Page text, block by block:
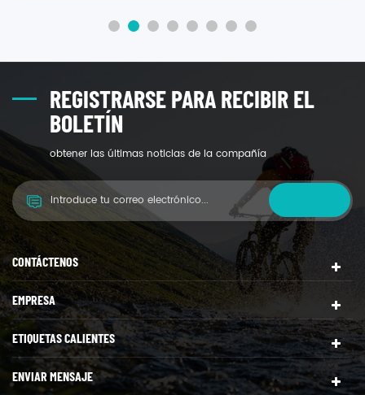
resistente a temperaturas más altas que polietileno,
productos químicos y disolventes.
REGISTRARSE PARA RECIBIR EL
BOLETÍN
obtener las últimas noticias de la compañía
CONTÁCTENOS
EMPRESA
ETIQUETAS CALIENTES
ENVIAR MENSAJE